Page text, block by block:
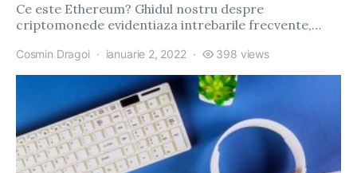
Ce este Ethereum? Ghidul nostru despre
criptomonede evidentiaza intrebarile frecvente,…
Cosmin Dragoi ianuarie 2, 2022 398 views